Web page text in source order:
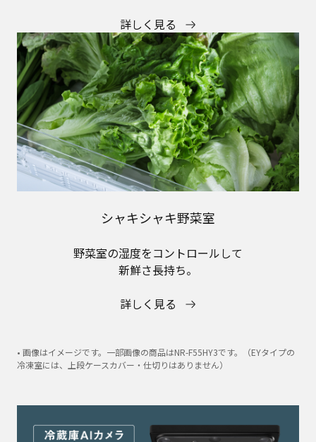
詳しく見る
シャキシャキ野菜室
野菜室の湿度をコントロールして
新鮮さ長持ち。
詳しく見る
• 画像はイメージです。一部画像の商品はNR-F55HY3です。（EYタイプの
冷凍室には、上段ケースカバー・仕切りはありません）